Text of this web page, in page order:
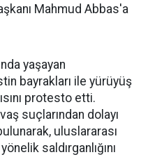
Mahmud Abbas'a
yaşayan
bayrakları ile yürüyüş
protesto etti.
suçlarından dolayı
uluslararası
saldırganlığını